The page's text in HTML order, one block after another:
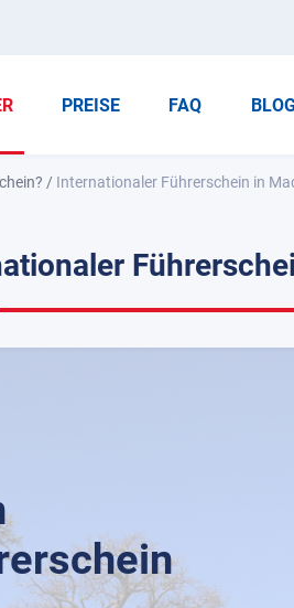
PREISE FAQ BLOG
/ Internationaler Führerschein in